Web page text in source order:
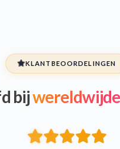
KLANTBEOORDELINGEN
bij